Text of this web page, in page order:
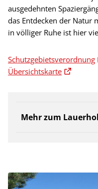
ausgedehnten
das Entdecken der Natur
in völliger Ruhe ist hier
Schutzgebietsverordnung
Übersichtskarte
Mehr zum